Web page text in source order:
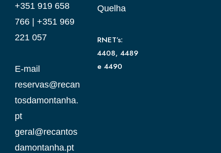
+351 919 658
766 | +351 969
221 057
E-mail
reservas@recan
tosdamontanha.
pt
geral@recantos
damontanha.pt
Quelha
RNET’s:
4408, 4489
e 4490